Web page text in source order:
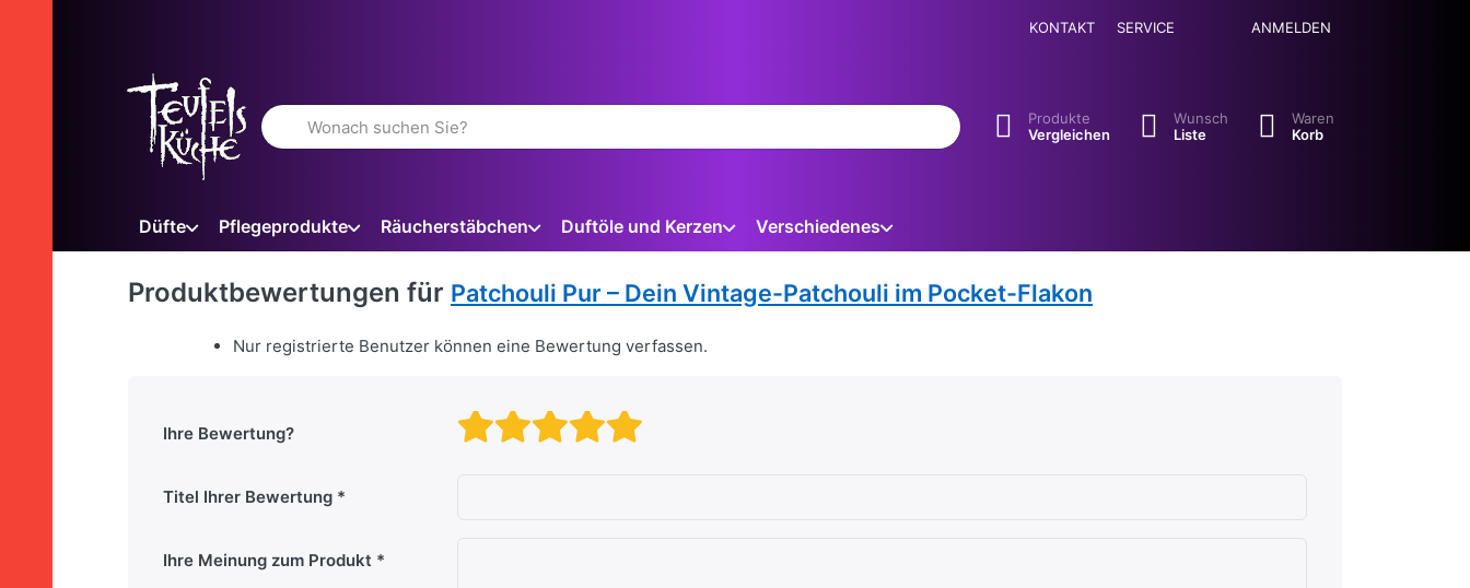
KONTAKT SERVICE ANMELDEN
Geben Sie einen Suchbegriff ein. Während Sie tippen, erscheinen automatisch erste Ergebnisse. Drücken Sie die Eingabetaste, um alle Ergebnisse
Produkte
Vergleichen
Wunsch
Liste
Waren
Korb
Düfte Pflegeprodukte Räucherstäbchen Duftöle und Kerzen Verschiedenes
Produktbewertungen für Patchouli Pur – Dein Vintage-Patchouli im Pocket-Flakon
Nur registrierte Benutzer können eine Bewertung verfassen.
Ihre Bewertung? Bewertung: 4 von 5 Sternen.
Bewertung: 3 von 5 Sternen.
Bewertung: 2 von 5 Sternen.
Bewertung: 1 von 5 Sternen. schlecht
Titel Ihrer Bewertung
Ihre Meinung zum Produkt